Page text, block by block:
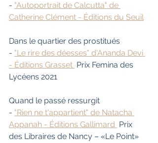
- "Autoportrait de Calcutta" de
Catherine Clément - Éditions du Seuil
Dans le quartier des prostitués
- "Le rire des déesses" d'Ananda Devi
- Éditions Grasset Prix Femina des
Lycéens 2021
Quand le passé ressurgit
- "Rien ne t'appartient" de Natacha
Appanah - Éditions Gallimard Prix
des Libraires de Nancy – «Le Point»